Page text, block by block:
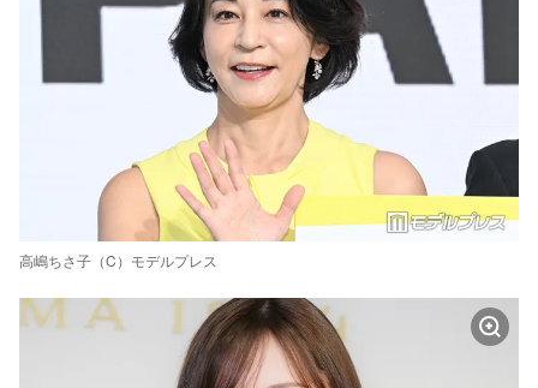
高嶋ちさ子（C）モデルプレス